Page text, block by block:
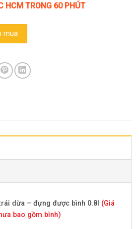
HCM TRONG 60 PHÚT
- đựng được bình 0.8l số lượng
mua
dừa – đựng được bình 0.8l (Giá
bao gồm bình)